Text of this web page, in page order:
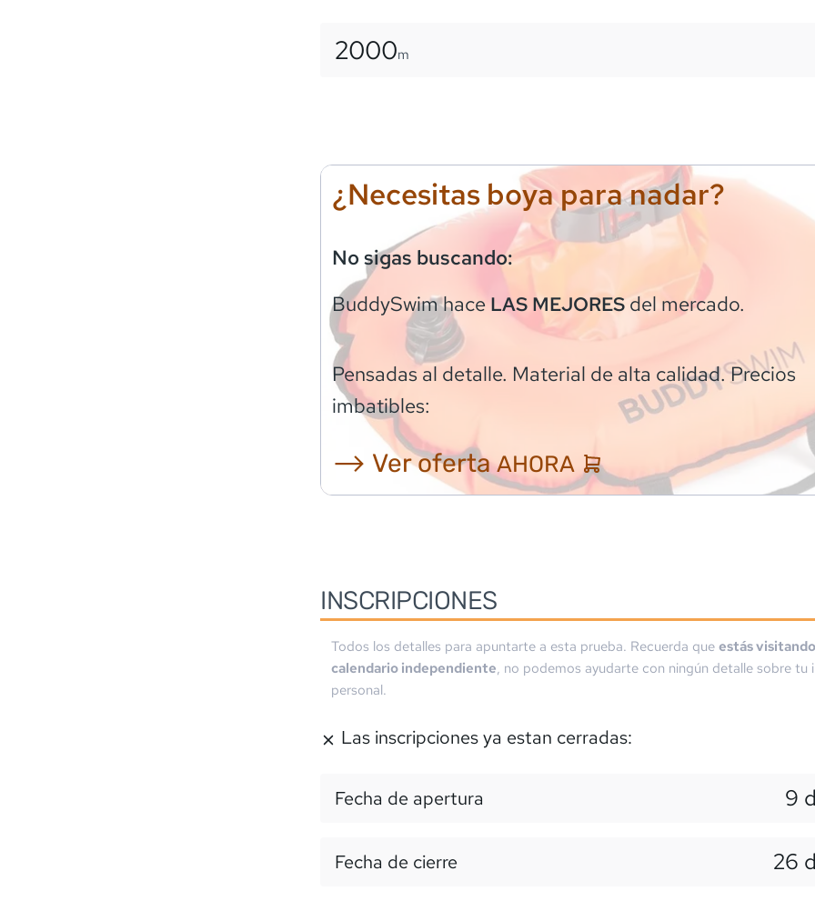
2000m
¿Necesitas boya para nadar?
No sigas buscando:
BuddySwimhaceLAS MEJORESdel mercado.
Pensadas al detalle. Material de alta calidad. Precios
imbatibles:
⟶ Ver ofertaAHORA
INSCRIPCIONES
Todos los detalles para apuntarte a esta prueba. Recuerda que estás
calendario independiente, no podemos ayudarte con ningún detalle sobre tu
personal.
Las inscripciones ya estan cerradas:
Fecha de apertura 9
Fecha de cierre 26